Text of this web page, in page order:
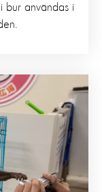
bur användas i